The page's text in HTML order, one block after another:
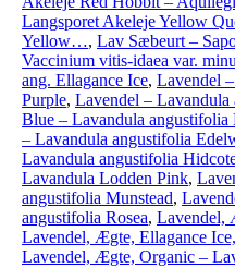
Langsporet Akeleje Yellow
Yellow…, Lav Sæbeurt –
Vaccinium vitis-idaea var.
ang. Ellagance Ice, Lavendel
Purple, Lavendel – Lavandula
Blue – Lavandula
– Lavandula angustifolia
Lavandula angustifolia
Lavandula Lodden Pink,
angustifolia Munstead,
angustifolia Rosea, Lavendel,
Lavendel, Ægte, Ellagance
Lavendel, Ægte, Organic –